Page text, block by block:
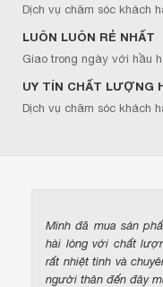
Dịch vụ chăm sóc khách
LUÔN LUÔN RẺ NHẤT
Giao trong ngày với hầu
UY TÍN CHẤT LƯỢNG
Dịch vụ chăm sóc khách
Mình đã mua sản
hài lòng với chất
rất nhiệt tình và
người thân đến đây